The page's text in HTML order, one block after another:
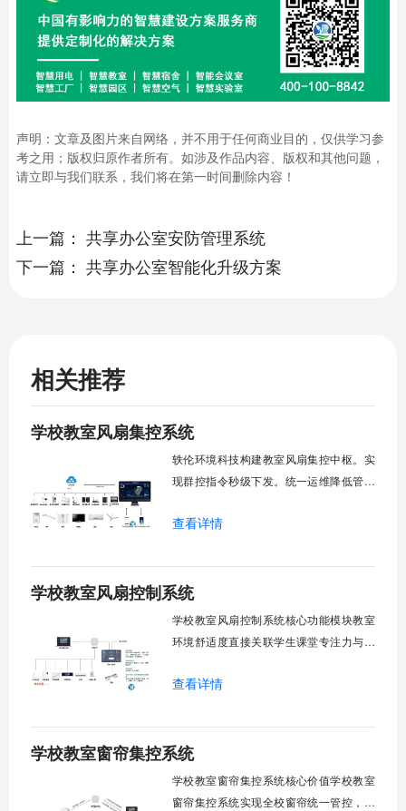
声明：文章及图片来自网络，并不用于任何商业目的，仅供学习参
考之用；版权归原作者所有。如涉及作品内容、版权和其他问题，
请立即与我们联系，我们将在第一时间删除内容！
上一篇： 共享办公室安防管理系统
下一篇： 共享办公室智能化升级方案
相关推荐
学校教室风扇集控系统
轶伦环境科技构建教室风扇集控中枢。实
现群控指令秒级下发。统一运维降低管理
巡检盲区。保障教学环境温湿度适宜。数
块清单：远程集中控制。智能定时调度。
环境自适应调节。能耗监测统计。故障预
查看详情
学校教室风扇控制系统
学校教室风扇控制系统核心功能模块教室
环境舒适度直接关联学生课堂专注力与学
领域，打造教室风扇控制系统，实现温度
分组联动、安全防护六大模块一体化运
行，为学校提供精细化风扇管理方案。
查看详情
学校教室窗帘集控系统
学校教室窗帘集控系统核心价值学校教室
窗帘集控系统实现全校窗帘统一管控，提